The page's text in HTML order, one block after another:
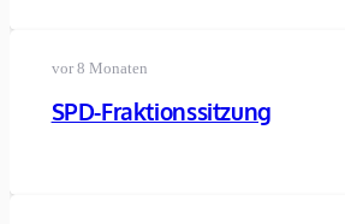
vor 8 Monaten
SPD-Fraktionssitzung